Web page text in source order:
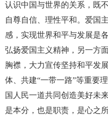
认识中国与世界的关系，既
自尊自信、理性平和。爱国
感，实现世界和平与发展是
弘扬爱国主义精神，另一方
胸襟，大力宣传坚持和平发
体、共建“一带一路”等重要
国人民一道共同创造美好未
是本分，也是职责，是心之